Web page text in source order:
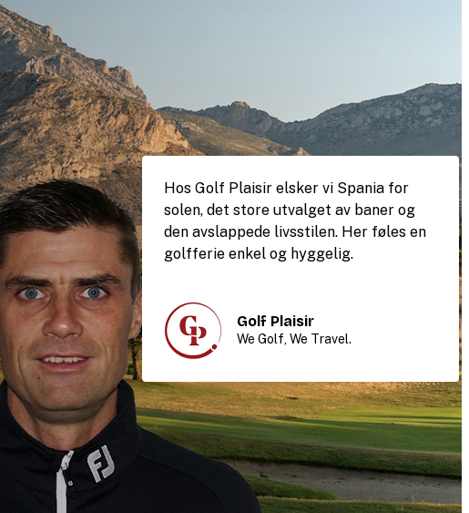
Hos Golf Plaisir elsker vi Spania for
solen, det store utvalget av baner og
den avslappede livsstilen. Her føles en
golfferie enkel og hyggelig.
Golf Plaisir
We Golf, We Travel.